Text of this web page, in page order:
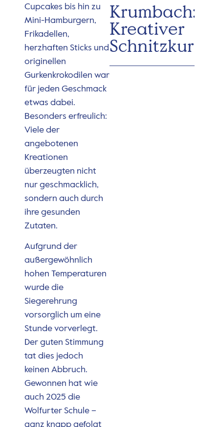
Cupcakes bis hin zu
Mini-Hamburgern,
Frikadellen,
herzhaften Sticks und
originellen
Gurkenkrokodilen war
für jeden Geschmack
etwas dabei.
Besonders erfreulich:
Viele der
angebotenen
Kreationen
überzeugten nicht
nur geschmacklich,
sondern auch durch
ihre gesunden
Zutaten.
Aufgrund der
außergewöhnlich
hohen Temperaturen
wurde die
Siegerehrung
vorsorglich um eine
Stunde vorverlegt.
Der guten Stimmung
tat dies jedoch
keinen Abbruch.
Gewonnen hat wie
auch 2025 die
Wolfurter Schule –
ganz knapp gefolgt
Krumbach:
Kreativer
Schnitzkurs